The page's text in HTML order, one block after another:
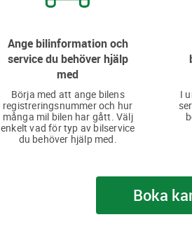
Ange bilinformation och
service du behöver hjälp
med
Börja med att ange bilens
registreringsnummer och hur
många mil bilen har gått. Välj
enkelt vad för typ av bilservice
du behöver hjälp med.
I
Boka